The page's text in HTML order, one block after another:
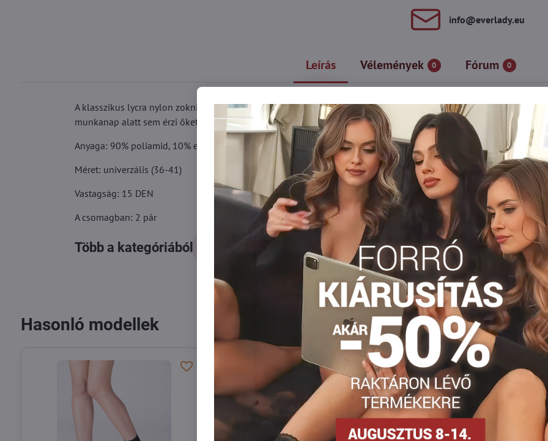
info​@everlady​.eu
Leírás Vélemények 0 Fórum 0
A klasszikus lycra nylon zokni mindennapi viseletre is tökéletes, és soha nem lehet betelni belőlük. A puha
munkanap alatt sem érzi őket a lábán.
Anyaga: 90% poliamid, 10% elasztán
Méret: univerzális (36-41)
Vastagság: 15 DEN
A csomagban: 2 pár
Több a kategóriából Silonkové ponožky Zdravotné ponožky
FacebookTwitter Bluesky PinterestRedditLinkedInWhatsApp
E-
mail
Hasonló modellek